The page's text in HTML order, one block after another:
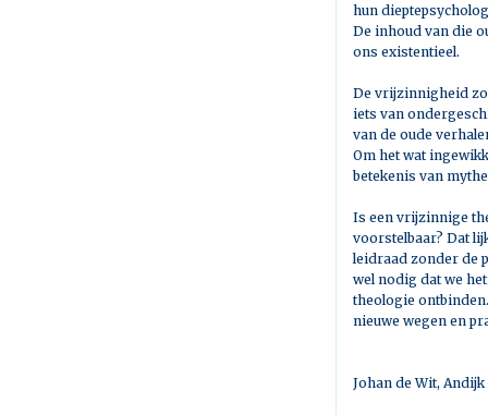
hun
De inhoud van die
ons existentieel.
De vrijzinnigheid
iets van
van de oude
Om het wat
betekenis van
Is een vrijzinnige
voorstelbaar? Dat
leidraad zonder de
wel nodig dat we
theologie
nieuwe wegen en
Johan de Wit,